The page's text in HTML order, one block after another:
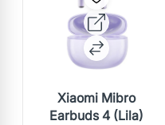
Xiaomi Mibro
Earbuds 4 (Lila)